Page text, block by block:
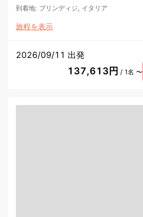
到着地: ブリンディジ, イタリア
旅程を表示
2026/09/11 出発
137,613円 / 1名 〜